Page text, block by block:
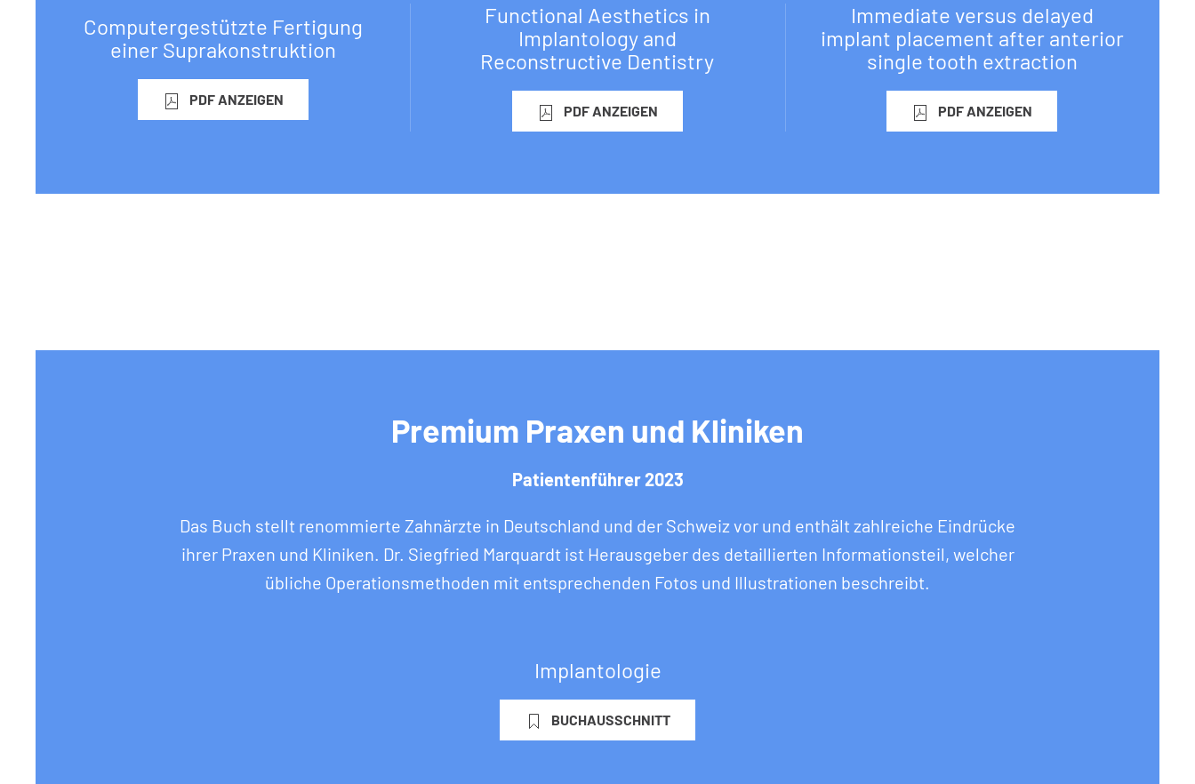
Computergestützte Fertigung
einer Suprakonstruktion
PDF ANZEIGEN
Functional Aesthetics in
Implantology and
Reconstructive Dentistry
PDF ANZEIGEN
Immediate versus delayed
implant placement after anterior
single tooth extraction
PDF ANZEIGEN
Premium Praxen und Kliniken
Patientenführer 2023
Das Buch stellt renommierte Zahnärzte in Deutschland und der Schweiz vor und enthält zahlreiche Eindrücke
ihrer Praxen und Kliniken. Dr. Siegfried Marquardt ist Herausgeber des detaillierten Informationsteil, welcher
übliche Operationsmethoden mit entsprechenden Fotos und Illustrationen beschreibt.
Implantologie
BUCHAUSSCHNITT